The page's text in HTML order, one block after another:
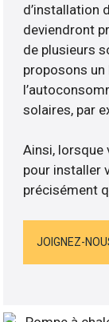
d’installation
deviendront
de plusieurs
proposons
solaires, par
Ainsi, lorsque
pour installer
précisément
JOIGNEZ-